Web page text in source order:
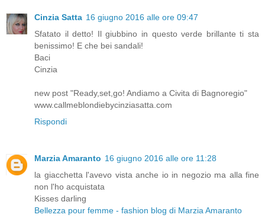
Cinzia Satta 16 giugno 2016 alle ore 09:47
Sfatato il detto! Il giubbino in questo verde brillante ti sta
benissimo! E che bei sandali!
Baci
Cinzia
new post "Ready,set,go! Andiamo a Civita di Bagnoregio"
www.callmeblondiebycinziasatta.com
Rispondi
Marzia Amaranto 16 giugno 2016 alle ore 11:28
la giacchetta l'avevo vista anche io in negozio ma alla fine
non l'ho acquistata
Kisses darling
Bellezza pour femme - fashion blog di Marzia Amaranto